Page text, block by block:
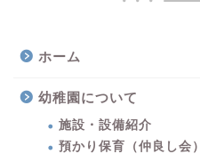
ホーム
幼稚園について
施設・設備紹介
預かり保育（仲良し会）